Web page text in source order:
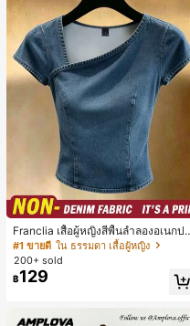
Franclia เสื้อผู้หญิงสีพื้นลำลองอเนกปร
ะสงค์สำหรับใส่ประจำวัน
#1 ขายดี ใน ธรรมดา เสื้อผู้หญิง
200+ sold
฿129